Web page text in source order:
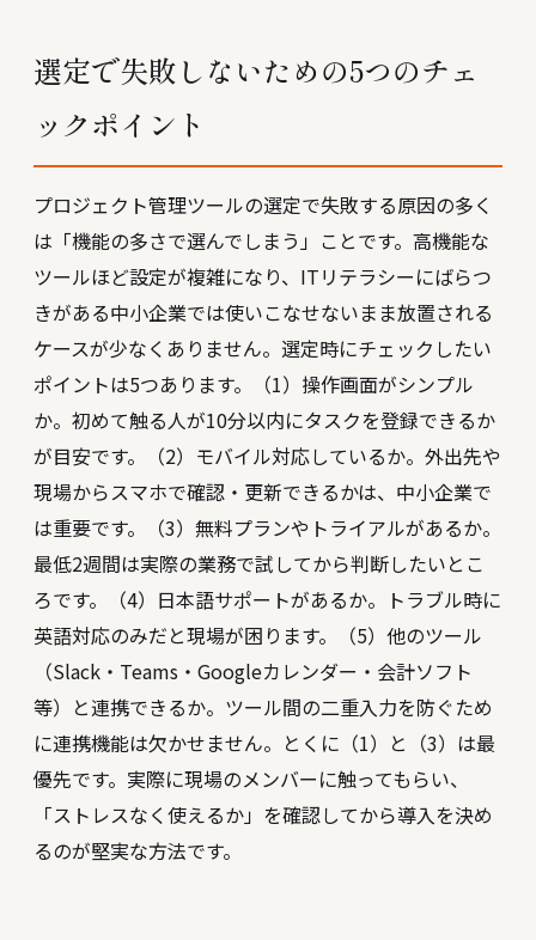
選定で失敗しないための5つのチェ
ックポイント
プロジェクト管理ツールの選定で失敗する原因の多く
は「機能の多さで選んでしまう」ことです。高機能な
ツールほど設定が複雑になり、ITリテラシーにばらつ
きがある中小企業では使いこなせないまま放置される
ケースが少なくありません。選定時にチェックしたい
ポイントは5つあります。（1）操作画面がシンプル
か。初めて触る人が10分以内にタスクを登録できるか
が目安です。（2）モバイル対応しているか。外出先や
現場からスマホで確認・更新できるかは、中小企業で
は重要です。（3）無料プランやトライアルがあるか。
最低2週間は実際の業務で試してから判断したいとこ
ろです。（4）日本語サポートがあるか。トラブル時に
英語対応のみだと現場が困ります。（5）他のツール
（Slack・Teams・Googleカレンダー・会計ソフト
等）と連携できるか。ツール間の二重入力を防ぐため
に連携機能は欠かせません。とくに（1）と（3）は最
優先です。実際に現場のメンバーに触ってもらい、
「ストレスなく使えるか」を確認してから導入を決め
るのが堅実な方法です。